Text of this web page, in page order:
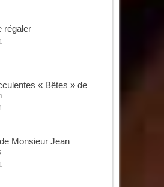
régaler
« Bêtes » de
Monsieur Jean